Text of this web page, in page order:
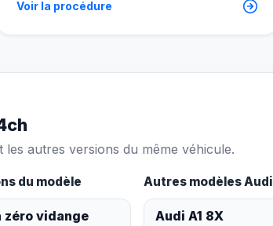
Voir la procédure
autres versions du même véhicule.
du modèle
zéro vidange
Autres modèles Audi
Audi A1 8X